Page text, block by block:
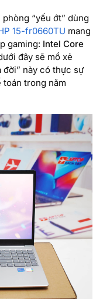
“yếu ớt” dùng
15-fr0660TU mang
gaming: Intel Core
đây sẽ mổ xẻ
đời” này có thực sự
toán trong năm